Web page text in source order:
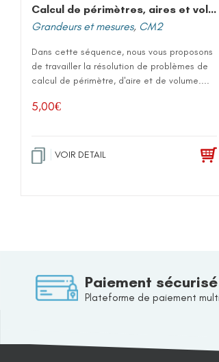
Calcul de périmètres, aires et volumes
Grandeurs et mesures, CM2
Dans cette séquence, nous vous proposons
de travailler la résolution de problèmes de
calcul de périmètre, d'aire et de volume....
5,00€
VOIR DETAIL
Paiement sécurisé
Plateforme de paiement